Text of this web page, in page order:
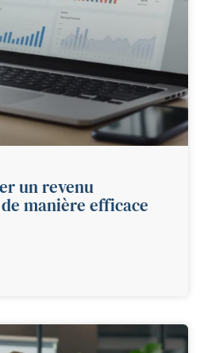
un revenu
manière efficace